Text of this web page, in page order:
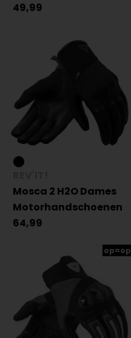
49,99
Mosca 2 H2O Dames
Motorhandschoenen
64,99
op=op